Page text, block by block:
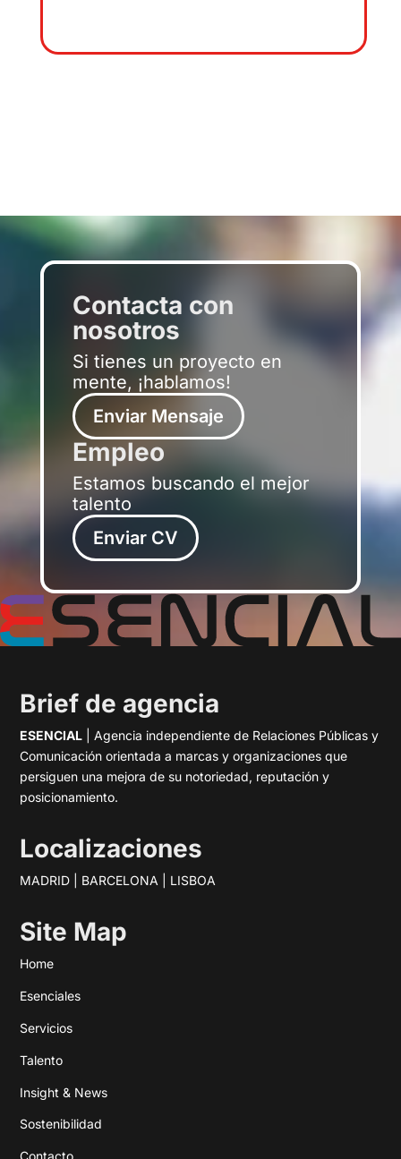
Contacta con
nosotros
Si tienes un proyecto en
mente, ¡hablamos!
Enviar Mensaje
Empleo
Estamos buscando el mejor
talento
Enviar CV
Brief de agencia
ESENCIAL | Agencia independiente de Relaciones Públicas y
Comunicación orientada a marcas y organizaciones que
persiguen una mejora de su notoriedad, reputación y
posicionamiento.
Localizaciones
MADRID | BARCELONA | LISBOA
Site Map
Home
Esenciales
Servicios
Talento
Insight & News
Sostenibilidad
Contacto